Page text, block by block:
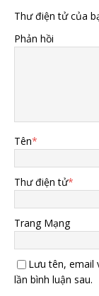
Thư điện tử của
Phản hồi
Tên*
Thư điện tử*
Trang Mạng
Lưu tên, email
lần bình luận sau.